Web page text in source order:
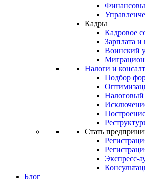
Кадры
Кадровое
Зарплата и
Воинский
Налоги и
Подбор
Налоговый
Стать
Экспресс-
Блог